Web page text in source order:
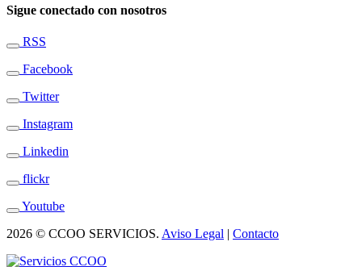
Sigue conectado con nosotros
RSS
Facebook
Twitter
Instagram
Linkedin
flickr
Youtube
2026 © CCOO SERVICIOS. Aviso Legal | Contacto